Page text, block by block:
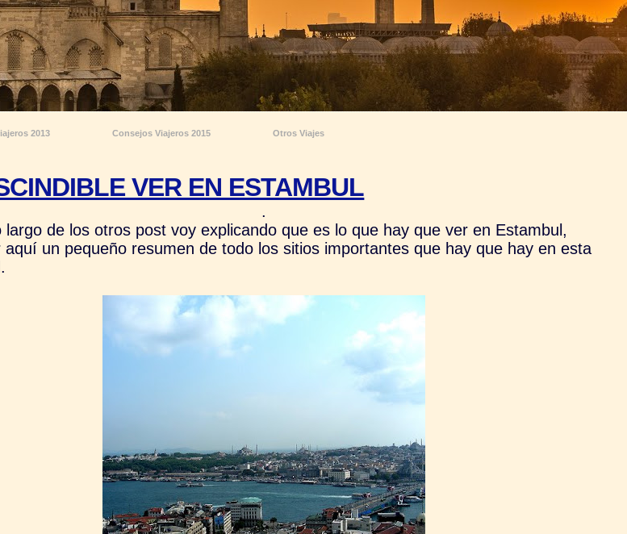
2013 Consejos Viajeros 2015 Otros Viajes
VER EN ESTAMBUL
.
largo de los otros post voy explicando que es lo que hay que ver en Estambul,
aquí un pequeño resumen de todo los sitios importantes que hay que hay en esta